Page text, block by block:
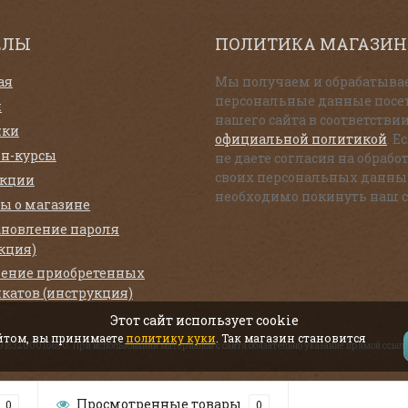
курсы
о магазине
пароля
приобретенных
(инструкция)
ПОЛИТИКА
Мы получаем и
персональные данные
нашего сайта в
официальной политикой.
не даете согласия на
своих персональных
необходимо покинуть наш
При использовании материалов с сайта обязательно указание прямой
0 Просмотренные товары 0
Этот сайт использует cookie
вы принимаетеполитику куки . Так магазин становится